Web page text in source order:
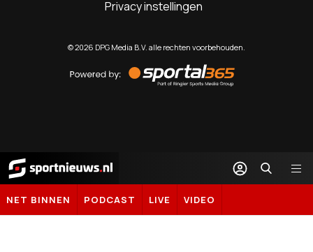
Privacy instellingen
©2026 DPG Media B.V. alle rechten voorbehouden.
by
Sportal365
Sportnieuws.nl
NET BINNEN PODCAST LIVE VIDEO